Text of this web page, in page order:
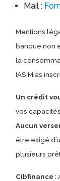
Mail :
Mentions
banque non
la
IAS Mias
Un crédit
vos
Aucun
être exigé
plusieurs
Cibfinance: